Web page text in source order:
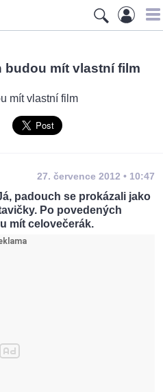
budou mít vlastní film
27. července 2012 • 10:47
padouch se prokázali jako
Po povedených
mít celovečerák.